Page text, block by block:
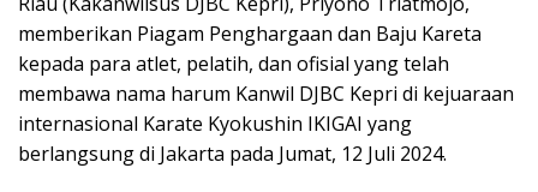
memberikan Piagam Penghargaan dan Baju Kareta
kepada para atlet, pelatih, dan ofisial yang telah
membawa nama harum Kanwil DJBC Kepri di kejuaraan
internasional Karate Kyokushin IKIGAI yang
berlangsung di Jakarta pada Jumat, 12 Juli 2024.